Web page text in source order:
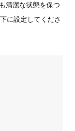
清潔な状態を保つ
に設定してくださ